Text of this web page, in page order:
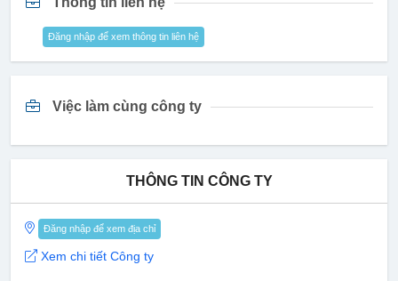
Đăng nhập để xem thông tin liên hệ
Việc làm cùng công ty
THÔNG TIN CÔNG TY
Đăng nhập để xem địa chỉ
Xem chi tiết Công ty